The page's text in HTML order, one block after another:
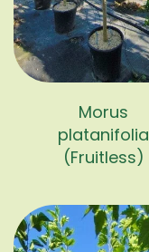
Morus
platanifolia
(Fruitless)